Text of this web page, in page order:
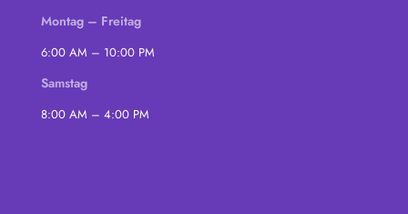
Montag – Freitag
6:00 AM – 10:00 PM
Samstag
8:00 AM – 4:00 PM